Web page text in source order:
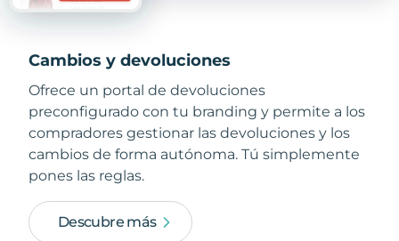
Cambios y devoluciones
Ofrece un portal de devoluciones
preconfigurado con tu branding y permite a los
compradores gestionar las devoluciones y los
cambios de forma autónoma. Tú simplemente
pones las reglas.
Descubre más